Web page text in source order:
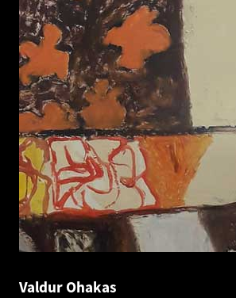
Valdur Ohakas